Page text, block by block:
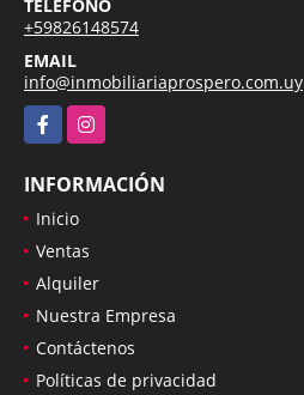
TELÉFONO
+59826148574
EMAIL
info@inmobiliariaprospero.com.uy
FacebookInstagram
INFORMACIÓN
Inicio
Ventas
Alquiler
Nuestra Empresa
Contáctenos
Políticas de privacidad